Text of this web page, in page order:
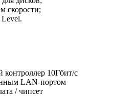
скорости;
контроллер 10Гбит/с
LAN-портом
/ чипсет